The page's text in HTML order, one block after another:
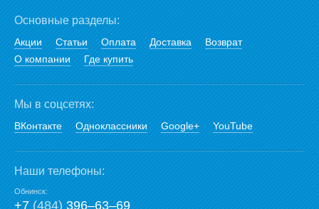
Основные разделы:
Акции Статьи Оплата Доставка
Возврат
О компании
Где купить
Мы в соцсетях:
ВКонтакте Одноклассники Google+ YouTube
Наши телефоны:
Обнинск:
+7(484)396‒63‒69